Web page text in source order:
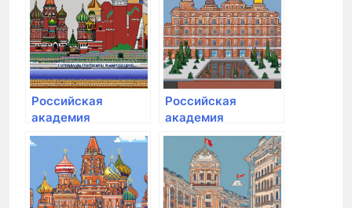
службы при
Президенте РФ
службы при
Президенте РФ
Российская
академия
народного
хозяйства и
государственной
службы при
Президенте РФ
Российская
академия
народного
хозяйства и
государственной
службы при
Президенте РФ